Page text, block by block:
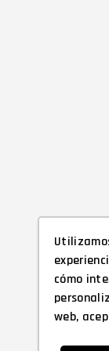
cómo
web,